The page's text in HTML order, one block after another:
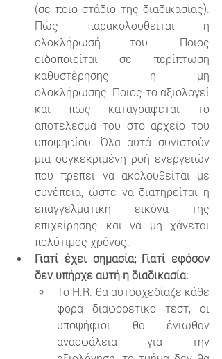
(σε ποιο στάδιο της διαδικασίας).
Πώς παρακολουθείται η
ολοκλήρωσή του. Ποιος
ειδοποιείται σε περίπτωση
καθυστέρησης ή μη
ολοκλήρωσης. Ποιος το αξιολογεί
και πώς καταγράφεται το
αποτέλεσμά του στο αρχείο του
υποψηφίου. Όλα αυτά συνιστούν
μια συγκεκριμένη ροή ενεργειών
που πρέπει να ακολουθείται με
συνέπεια, ώστε να διατηρείται η
επαγγελματική εικόνα της
επιχείρησης και να μη χάνεται
πολύτιμος χρόνος.
Γιατί έχει σημασία; Γιατί εφόσον
δεν υπήρχε αυτή η διαδικασία:
Το H.R. θα αυτοσχεδίαζε κάθε
φορά διαφορετικό τεστ, οι
υποψήφιοι θα ένιωθαν
ανασφάλεια για την